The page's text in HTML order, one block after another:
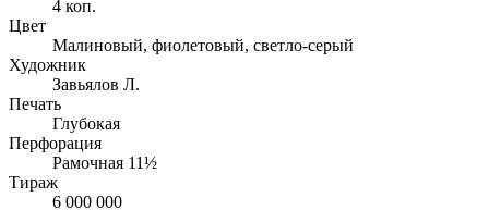
4 коп.
Цвет
Малиновый, фиолетовый, светло-серый
Художник
Завьялов Л.
Печать
Глубокая
Перфорация
Рамочная 11½
Тираж
6 000 000